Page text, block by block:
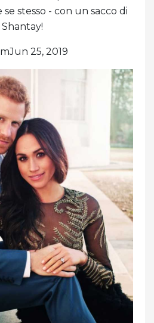
stesso - con un sacco di
25, 2019